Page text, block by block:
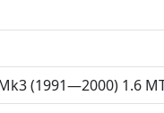
(1991—2000) 1.6